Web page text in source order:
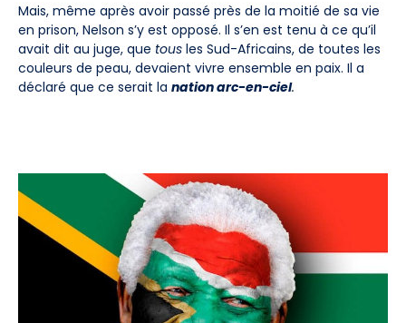
Mais, même après avoir passé près de la moitié de sa vie
en prison, Nelson s’y est opposé. Il s’en est tenu à ce qu’il
avait dit au juge, que tous les Sud-Africains, de toutes les
couleurs de peau, devaient vivre ensemble en paix. Il a
déclaré que ce serait la nation arc-en-ciel.